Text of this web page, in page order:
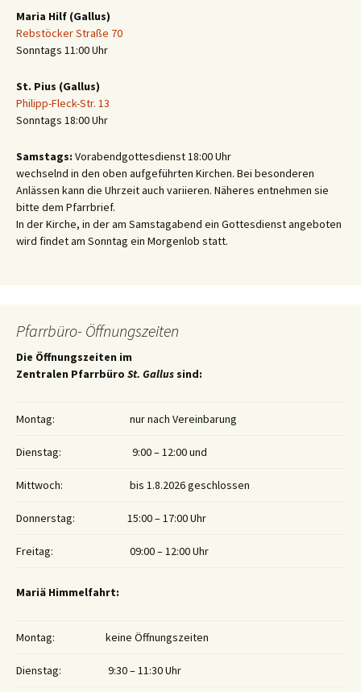
Maria Hilf (Gallus)
Rebstöcker Straße 70
Sonntags 11:00 Uhr
St. Pius (Gallus)
Philipp-Fleck-Str. 13
Sonntags 18:00 Uhr
Samstags: Vorabendgottesdienst 18:00 Uhr
wechselnd in den oben aufgeführten Kirchen. Bei besonderen
Anlässen kann die Uhrzeit auch variieren. Näheres entnehmen sie
bitte dem Pfarrbrief.
In der Kirche, in der am Samstagabend ein Gottesdienst angeboten
wird findet am Sonntag ein Morgenlob statt.
Pfarrbüro- Öffnungszeiten
Die Öffnungszeiten im
Zentralen Pfarrbüro St. Gallus sind:
Montag: nur nach Vereinbarung
Dienstag: 9:00 – 12:00 und
Mittwoch: bis 1.8.2026 geschlossen
Donnerstag: 15:00 – 17:00 Uhr
Freitag: 09:00 – 12:00 Uhr
Mariä Himmelfahrt:
Montag: keine Öffnungszeiten
Dienstag: 9:30 – 11:30 Uhr